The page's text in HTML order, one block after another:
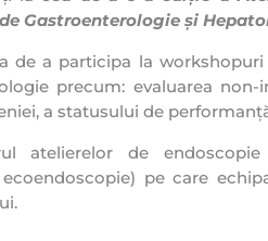
Gastroenterologie și
de a participa la
precum: evaluarea
a statusului de
atelierelor de
pe care